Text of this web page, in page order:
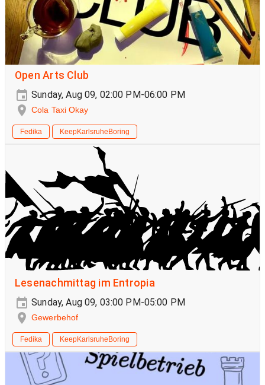
Open Arts Club
Sunday, Aug 09, 02:00 PM-06:00 PM
Cola Taxi Okay
Fedika KeepKarlsruheBoring
Lesenachmittag im Entropia
Sunday, Aug 09, 03:00 PM-05:00 PM
Gewerbehof
Fedika KeepKarlsruheBoring